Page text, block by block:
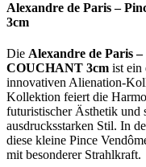
Alexandre de Paris –
3cm
Die Alexandre de Paris
COUCHANT 3cm ist ein
innovativen Alienation-
Kollektion feiert die
futuristischer Ästhetik
ausdrucksstarken Stil. In
diese kleine Pince
mit besonderer Strahlkraft.